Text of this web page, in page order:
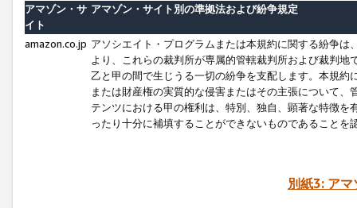
アマゾン・サ
イト
アマゾン・サイト別の準拠法および紛争規定
amazon.co.jp アソシエイト・プログラムまたは本規約に関する紛争
より、これらの裁判所が専属的管轄裁判所および裁判
乙と甲の間で生じうる一切の紛争を支配します。本規
または財産権の実質的な侵害またはその主張について
テンツにおける甲の権利は、特別、独自、顕著な特徴
ったり十分に補填することができないものであることを
別紙3: ア